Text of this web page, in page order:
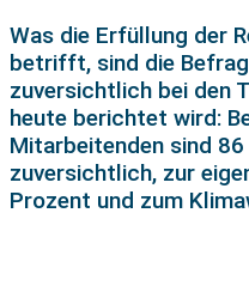
Was die Erfüllung der
betrifft, sind die
zuversichtlich bei den
heute berichtet wird:
Mitarbeitenden sind
zuversichtlich, zur
Prozent und zum